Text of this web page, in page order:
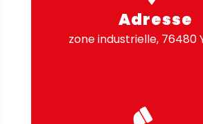
Adresse
zone industrielle, 76480